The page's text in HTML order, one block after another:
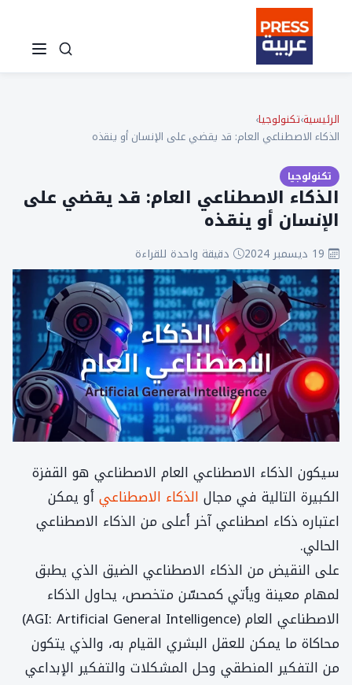
الرئيسية›تكنولوجيا›
الذكاء الاصطناعي العام: قد يقضي على الإنسان أو ينقذه
تكنولوجيا
الذكاء الاصطناعي العام: قد يقضي على
الإنسان أو ينقذه
دقيقة واحدة للقراءة
سيكون الذكاء الاصطناعي العام الاصطناعي هو القفزة
الكبيرة التالية في مجال الذكاء الاصطناعيأو يمكن
اعتباره ذكاء اصطناعي آخر أعلى من الذكاء الاصطناعي
الحالي.
على النقيض من الذكاء الاصطناعي الضيق الذي يطبق
لمهام معينة ويأتي كمحسّن متخصص، يحاول الذكاء
الاصطناعي العام (AGI: Artificial General Intelligence)
محاكاة ما يمكن للعقل البشري القيام به، والذي يتكون
من التفكير المنطقي وحل المشكلات والتفكير الإبداعي